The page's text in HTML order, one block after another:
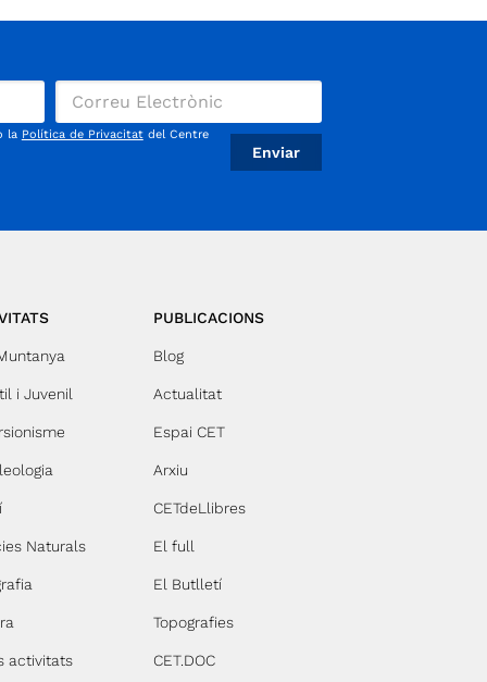
la Política de Privacitatdel Centre
i Juvenil
Naturals
activitats
PUBLICACIONS
Blog
Actualitat
Espai CET
Arxiu
CETdeLlibres
El full
El Butlletí
Topografies
CET.DOC